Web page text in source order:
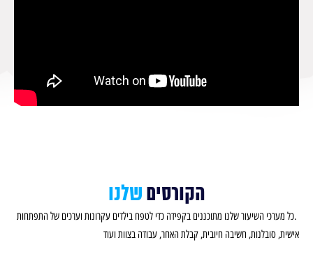
הקורסים שלנו
.כל מערכי השיעור שלנו מתוכננים בקפידה כדי לטפח בילדים עקרונות וערכים של התפתחות
אישית, סובלנות, חשיבה חיובית, קבלת האחר, עבודה בצוות ועוד